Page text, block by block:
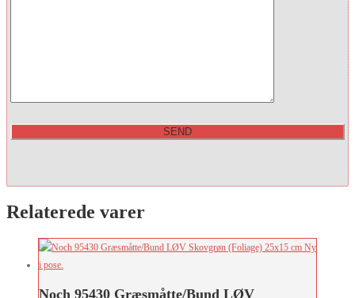
Relaterede varer
Noch 95430 Græsmåtte/Bund LØV